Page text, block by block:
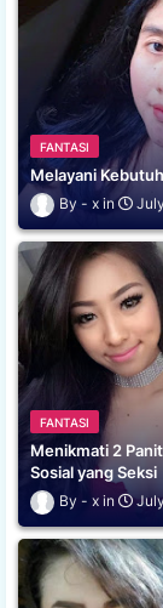
FANTASI
Melayani
x
FANTASI
Menikmati 2
Sosial yang Seksi
x